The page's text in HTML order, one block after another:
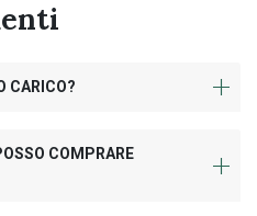
CARICO?
COMPRARE